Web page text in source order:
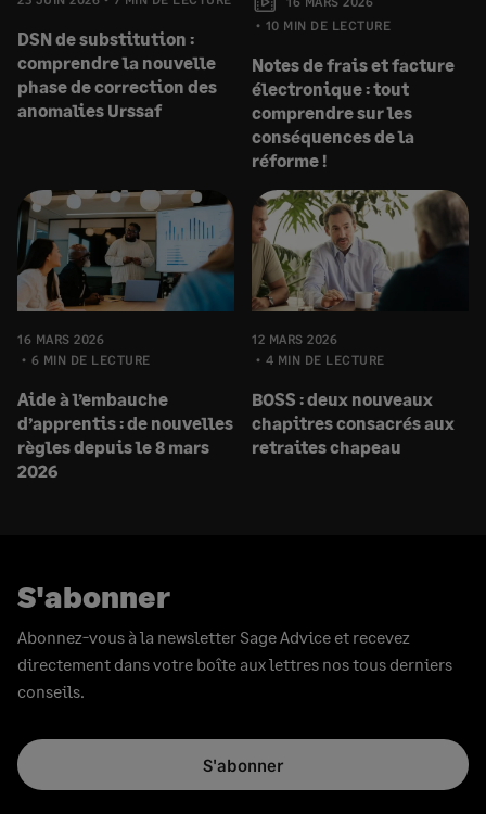
DSN de substitution :
comprendre la nouvelle
phase de correction des
anomalies Urssaf
10 MIN DE LECTURE
Notes de frais et facture
électronique : tout
comprendre sur les
conséquences de la
réforme !
16 MARS 2026
6 MIN DE LECTURE
Aide à l’embauche
d’apprentis : de nouvelles
règles depuis le 8 mars
2026
12 MARS 2026
4 MIN DE LECTURE
BOSS : deux nouveaux
chapitres consacrés aux
retraites chapeau
S'abonner
Abonnez-vous à la newsletter Sage Advice et recevez
directement dans votre boîte aux lettres nos tous derniers
conseils.
S'abonner